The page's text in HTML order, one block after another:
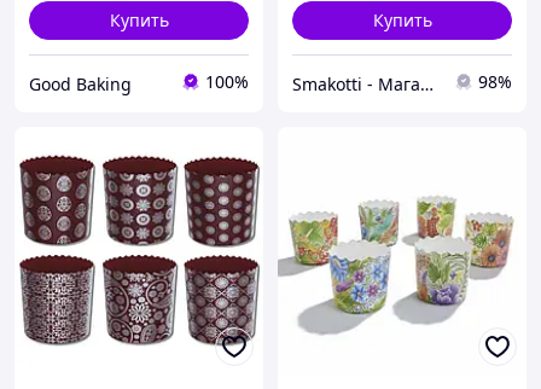
Купить
Good Baking 100%
Купить
Smakotti - Магазин кондитерских ингредиентов 98%